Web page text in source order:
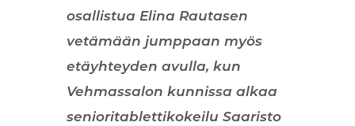
osallistua Elina Rautasen
vetämään jumppaan myös
etäyhteyden avulla, kun
Vehmassalon kunnissa alkaa
senioritablettikokeilu Saaristo